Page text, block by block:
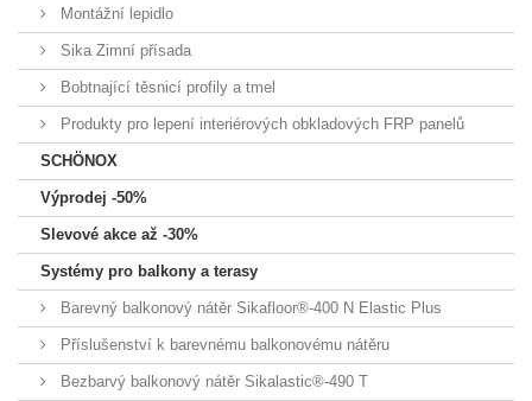
Montážní lepidlo
Sika Zimní přísada
Bobtnající těsnicí profily a tmel
Produkty pro lepení interiérových obkladových FRP panelů
SCHÖNOX
Výprodej -50%
Slevové akce až -30%
Systémy pro balkony a terasy
Barevný balkonový nátěr Sikafloor®-400 N Elastic Plus
Příslušenství k barevnému balkonovému nátěru
Bezbarvý balkonový nátěr Sikalastic®-490 T